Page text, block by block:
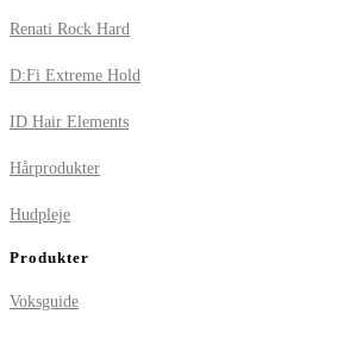
Renati Rock Hard
D:Fi Extreme Hold
ID Hair Elements
Hårprodukter
Hudpleje
Produkter
Voksguide